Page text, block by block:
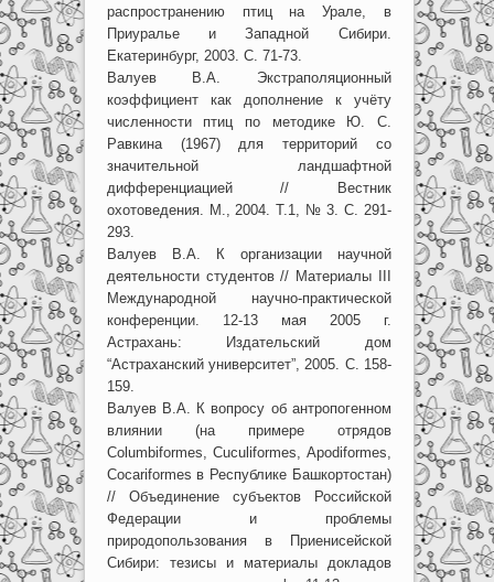
распространению птиц на Урале, в
Приуралье и Западной Сибири.
Екатеринбург, 2003. С. 71-73.
Валуев В.А. Экстраполяционный
коэффициент как дополнение к учёту
численности птиц по методике Ю. С.
Равкина (1967) для территорий со
значительной ландшафтной
дифференциацией // Вестник
охотоведения. М., 2004. Т.1, № 3. С. 291-
293.
Валуев В.А. К организации научной
деятельности студентов // Материалы III
Международной научно-практической
конференции. 12-13 мая 2005 г.
Астрахань: Издательский дом
“Астраханский университет”, 2005. С. 158-
159.
Валуев В.А. К вопросу об антропогенном
влиянии (на примере отрядов
Columbiformes, Cuculiformes, Apodiformes,
Cocariformes в Республике Башкортостан)
// Объединение субъектов Российской
Федерации и проблемы
природопользования в Приенисейской
Сибири: тезисы и материалы докладов